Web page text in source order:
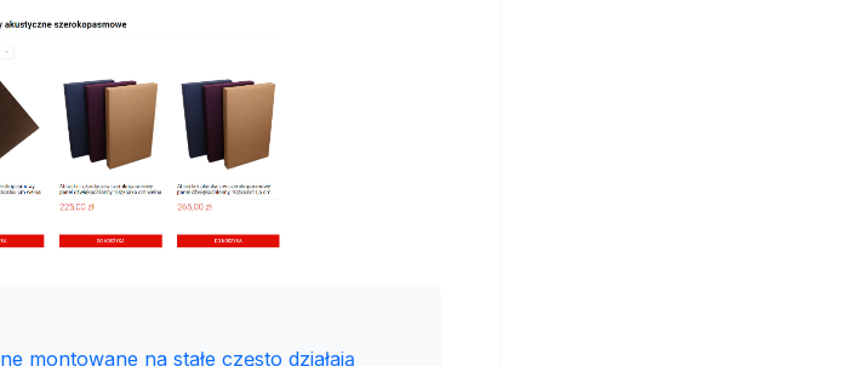
montowane na stałe często działają